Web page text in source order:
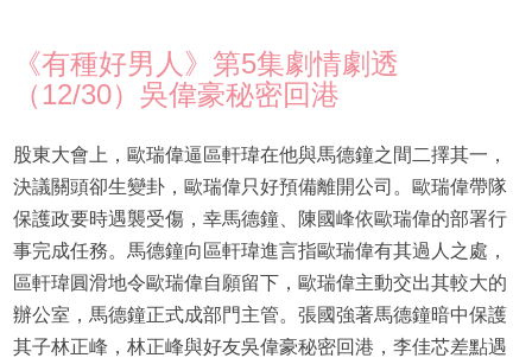
《有種好男人》第5集劇情劇透
（12/30）吳偉豪秘密回港
股東大會上，歐瑞偉逼區軒瑋在他與馬德鐘之間二擇其一，
決議關頭卻生變卦，歐瑞偉只好預備離開公司。歐瑞偉帶隊
保護政要時遇襲受傷，幸馬德鐘、陳國峰依歐瑞偉的部署行
事完成任務。馬德鐘向區軒瑋進言指歐瑞偉有其過人之處，
區軒瑋圓滑地令歐瑞偉自願留下，歐瑞偉主動交出其較大的
辦公室，馬德鐘正式成部門主管。張國強著馬德鐘暗中保護
其子林正峰，林正峰與好友吳偉豪秘密回港，李佳芯差點遇